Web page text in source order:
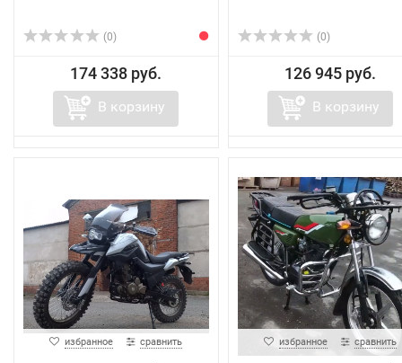
(0)
174 338 руб.
В корзину
(0)
126 945 руб.
В корзину
избранное сравнить избранное сравнить